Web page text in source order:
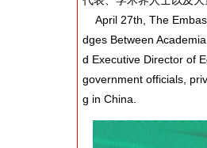
April 27th, The
dges Between
d Executive Director of
government officials,
g in China.